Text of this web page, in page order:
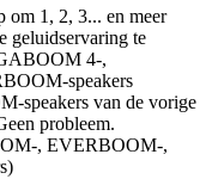
1, 2, 3... en meer
geluidservaring te
4-,
speakers
speakers van de vorige
probleem.
, EVERBOOM-,